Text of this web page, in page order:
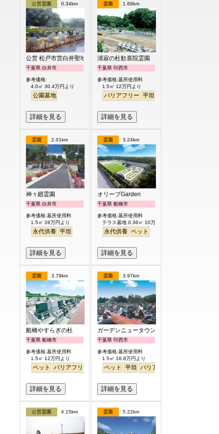
公営霊園 0.34km
公営 松戸市営白井聖地公園
千葉県 白井市
参考価格:
4.0㎡ 30.4万円より
公園墓地
詳細を見る
霊園 1.69km
清寂の杜歓喜院霊園
千葉県 印西市
参考価格:墓所使用料
1.5㎡ 12万円より
バリアフリー 平坦
詳細を見る
霊園 2.01km
神々廻霊園
千葉県 白井市
参考価格:墓所使用料
1.5㎡ 28万円より
永代供養 平坦
詳細を見る
霊園 3.24km
オリーブGarden
千葉県 船橋市
参考価格:墓所使用料
テラス墓地 0.36㎡ 10万円より
永代供養 ペット
詳細を見る
霊園 3.79km
船橋やすらぎの杜
千葉県 船橋市
参考価格:墓所使用料
1.5㎡ 12万円より
ペット バリアフリー 駅から徒歩
詳細を見る
霊園 3.97km
ガーデンニュータウン霊園
千葉県 印西市
参考価格:墓所使用料
1.5㎡ 16.8万円より
ペット 平坦 バリアフリー
詳細を見る
公営霊園 4.15km 霊園 5.22km